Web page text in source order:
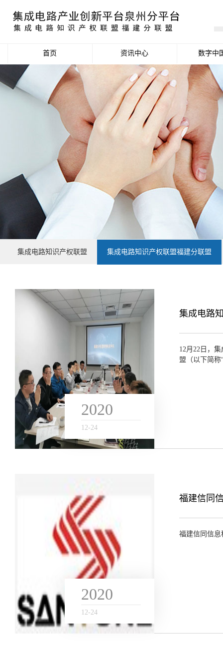
首页 资讯中心
产业资讯
政策信息
活动公告
项目申报信息
数字中
集成电路知识产权联盟 集成电路知识产权联盟福建分联盟
2020
12-24
集成电路
12月22日，
盟（以下简
2020
12-24
福建信同
福建信同信